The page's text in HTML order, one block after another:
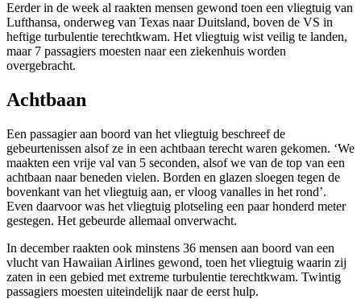
Eerder in de week al raakten mensen gewond toen een vliegtuig van
Lufthansa, onderweg van Texas naar Duitsland, boven de VS in
heftige turbulentie terechtkwam. Het vliegtuig wist veilig te landen,
maar 7 passagiers moesten naar een ziekenhuis worden
overgebracht.
Achtbaan
Een passagier aan boord van het vliegtuig beschreef de
gebeurtenissen alsof ze in een achtbaan terecht waren gekomen. ‘We
maakten een vrije val van 5 seconden, alsof we van de top van een
achtbaan naar beneden vielen. Borden en glazen sloegen tegen de
bovenkant van het vliegtuig aan, er vloog vanalles in het rond’.
Even daarvoor was het vliegtuig plotseling een paar honderd meter
gestegen. Het gebeurde allemaal onverwacht.
In december raakten ook minstens 36 mensen aan boord van een
vlucht van Hawaiian Airlines gewond, toen het vliegtuig waarin zij
zaten in een gebied met extreme turbulentie terechtkwam. Twintig
passagiers moesten uiteindelijk naar de eerst hulp.